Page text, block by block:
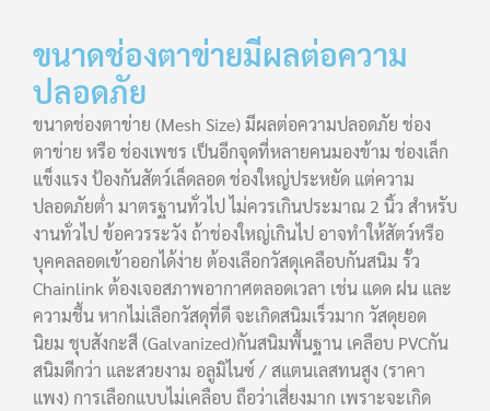
ขนาดช่องตาข่ายมีผลต่อความ
ปลอดภัย
ขนาดช่องตาข่าย (Mesh Size) มีผลต่อความปลอดภัย ช่อง
ตาข่าย หรือ ช่องเพชร เป็นอีกจุดที่หลายคนมองข้าม ช่องเล็ก
แข็งแรง ป้องกันสัตว์เล็ดลอด ช่องใหญ่ประหยัด แต่ความ
ปลอดภัยต่ำ มาตรฐานทั่วไป ไม่ควรเกินประมาณ 2 นิ้ว สำหรับ
งานทั่วไป ข้อควรระวัง ถ้าช่องใหญ่เกินไป อาจทำให้สัตว์หรือ
บุคคลลอดเข้าออกได้ง่าย ต้องเลือกวัสดุเคลือบกันสนิม รั้ว
Chainlink ต้องเจอสภาพอากาศตลอดเวลา เช่น แดด ฝน และ
ความชื้น หากไม่เลือกวัสดุที่ดี จะเกิดสนิมเร็วมาก วัสดุยอด
นิยม ชุบสังกะสี (Galvanized)กันสนิมพื้นฐาน เคลือบ PVCกัน
สนิมดีกว่า และสวยงาม อลูมิไนซ์ / สแตนเลสทนสูง (ราคา
แพง) การเลือกแบบไม่เคลือบ ถือว่าเสี่ยงมาก เพราะจะเกิด